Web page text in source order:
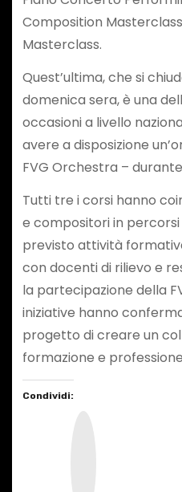
Composition
Masterclass.
Quest’ultima, che si
domenica sera, è una
occasioni a livello
avere a disposizione
FVG Orchestra –
Tutti tre i corsi hanno
e compositori in
previsto attività
con docenti di rilievo e
la partecipazione della
iniziative hanno
progetto di creare un
formazione e
Condividi: